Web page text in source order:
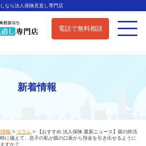
なら法人保険見直し専門店
電話で無料相談
新着情報
報 > コラム >
【おすすめ 法人保険 最新ニュース】親の終活
に備えて、息子の私が親の口座から預金を引き出せるように
すか？